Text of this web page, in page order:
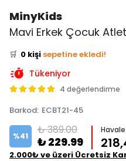
MinyKids
Mavi Erkek Çocuk
👀 Şu an 0 kişi
inceliyor!
0 kişi
🛒 0 kişi sepetine ekledi!
✅ Bugün 0 adet
Tükeniyor
4 değerlendirme
Barkod: ECBT21-45
%41 ₺ 389.00
₺ 229.99
2.000₺ ve üzeri Ücretsiz